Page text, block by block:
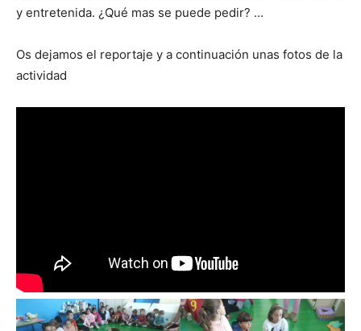
y entretenida. ¿Qué mas se puede pedir? …
Os dejamos el reportaje y a continuación unas fotos de la
actividad